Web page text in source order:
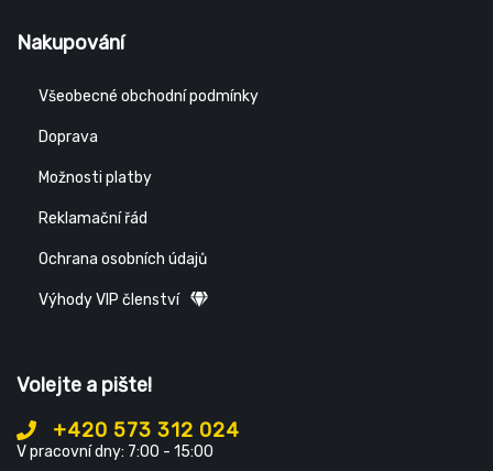
Nakupování
Všeobecné obchodní podmínky
Doprava
Možnosti platby
Reklamační řád
Ochrana osobních údajů
Výhody VIP členství
Volejte a pište!
+420 573 312 024
V pracovní dny: 7:00 - 15:00